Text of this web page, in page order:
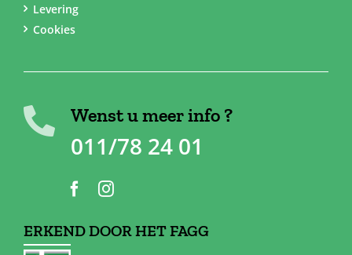
Levering
Cookies
Wenst u meer info ?
011/78 24 01
ERKEND DOOR HET FAGG